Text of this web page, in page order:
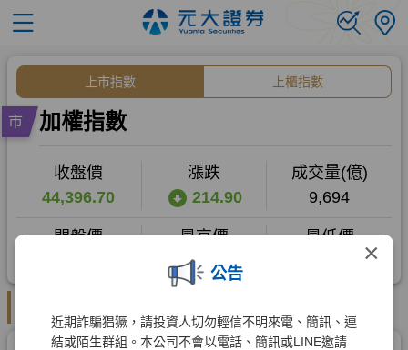
×
公告
近期詐騙猖獗，請投資人切勿輕信不明來電、簡訊、連
結或陌生群組。本公司不會以電話、簡訊或LINE邀請